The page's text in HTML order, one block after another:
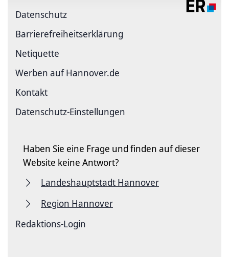
Datenschutz
Barriere­freiheits­erklärung
Netiquette
Werben auf Hannover.de
Kontakt
Datenschutz-Einstellungen
Haben Sie eine Frage und finden auf dieser
Website keine Antwort?
Landeshauptstadt Hannover
Region Hannover
Redaktions-Login